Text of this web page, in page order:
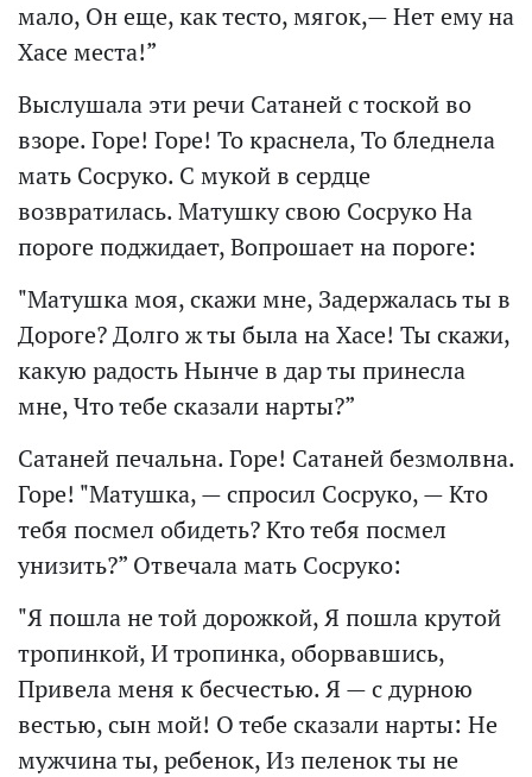
мало, Он еще, как тесто, мягок,— Нет ему на
Хасе места!”
Выслушала эти речи Сатаней с тоской во
взоре. Горе! Горе! То краснела, То бледнела
мать Сосруко. С мукой в сердце
возвратилась. Матушку свою Сосруко На
пороге поджидает, Вопрошает на пороге:
"Матушка моя, скажи мне, Задержалась ты в
Дороге? Долго ж ты была на Хасе! Ты скажи,
какую радость Нынче в дар ты принесла
мне, Что тебе сказали нарты?”
Сатаней печальна. Горе! Сатаней безмолвна.
Горе! "Матушка, — спросил Сосруко, — Кто
тебя посмел обидеть? Кто тебя посмел
унизить?” Отвечала мать Сосруко:
"Я пошла не той дорожкой, Я пошла крутой
тропинкой, И тропинка, оборвавшись,
Привела меня к бесчестью. Я — с дурною
вестью, сын мой! О тебе сказали нарты: Не
мужчина ты, ребенок, Из пеленок ты не